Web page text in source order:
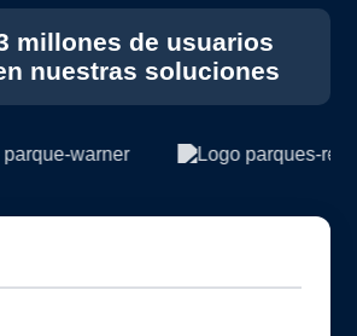
millones de usuarios
nuestras soluciones